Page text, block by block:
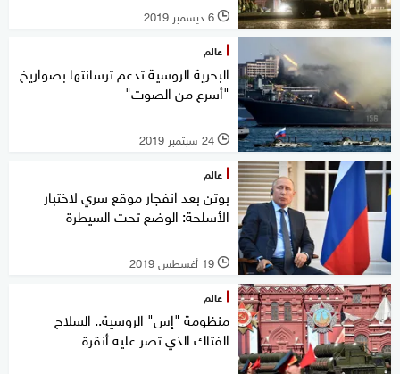
l 6 ديسمبر 2019
عالم
البحرية الروسية تدعم ترسانتها بصواريخ
"أسرع من الصوت"
l 24 سبتمبر 2019
عالم
بوتن بعد انفجار موقع سري لاختبار
الأسلحة: الوضع تحت السيطرة
l 19 أغسطس 2019
عالم
منظومة "إس" الروسية.. السلاح
الفتاك الذي تصر عليه أنقرة